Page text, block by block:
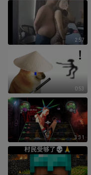
2:57
0:53
3:31